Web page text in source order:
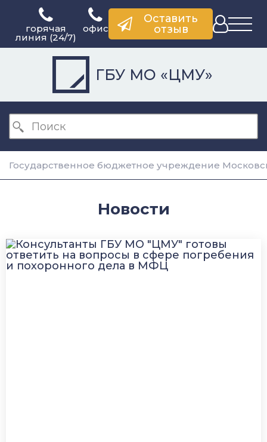
горячая
линия (24/7)
офис
Оставить
отзыв
ГБУ МО «ЦМУ»
Государственное бюджетное учреждение
Новости